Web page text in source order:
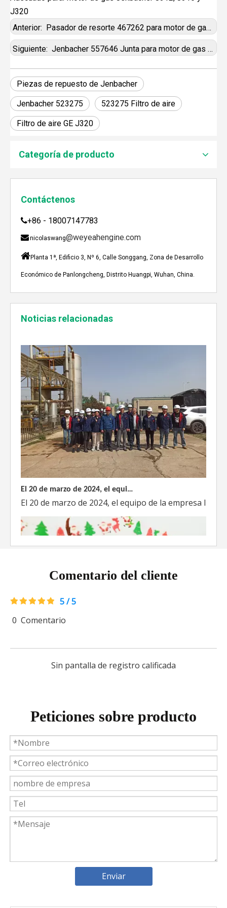
J320
Anterior: Pasador de resorte 467262 para motor de gas Jenbacher
Siguiente: Jenbacher 557646 Junta para motor de gas Jenbacher
Piezas de repuesto de Jenbacher
Jenbacher 523275 523275 Filtro de aire
Filtro de aire GE J320
Categoría de producto
Contáctenos
+86 - 18007147783
nicolaswang@weyeahengine.com
Planta 1ª, Edificio 3, Nº 6, Calle Songgang, Zona de Desarrollo
Económico de Panlongcheng, Distrito Huangpi, Wuhan, China.
Noticias relacionadas
A mediados de julio de 2023, Weyeah poder todo el
El 20 de marzo de 2024, el equipo de la empresa
Weyeah Power celebra una cálida Navidad, ¡festejando juntos en esta temporada festiva!
Weyeah Power, 25 de diciembre de 2023 - En esta
Introducción a los cojinetes de biela Weyeah
Weyeah Power es conocido por sus cojinetes de
Comentario del cliente
5 / 5
0 Comentario
Sin pantalla de registro calificada
Peticiones sobre producto
Enviar